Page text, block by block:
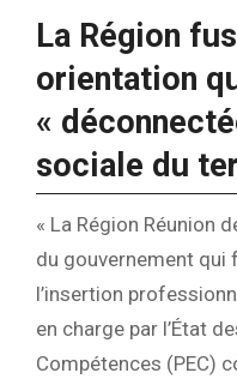
La Région
orientation
«
sociale du
« La Région Réunion
du gouvernement qui
l’insertion
en charge par l’État
Compétences (PEC)